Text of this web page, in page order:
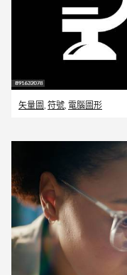
矢量圖, 符號, 電腦圖形